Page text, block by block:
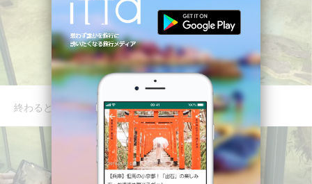
終わるとパンダが部屋に入ってきた！